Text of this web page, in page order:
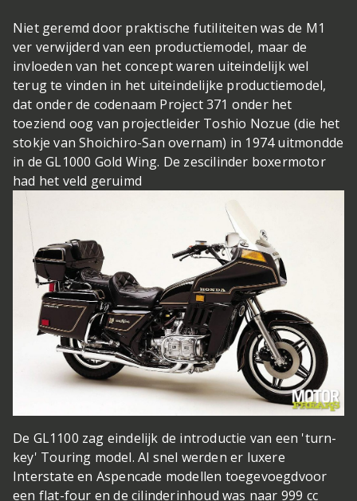
Niet geremd door praktische futiliteiten was de M1
ver verwijderd van een productiemodel, maar de
invloeden van het concept waren uiteindelijk wel
terug te vinden in het uiteindelijke productiemodel,
dat onder de codenaam Project 371 onder het
toeziend oog van projectleider Toshio Nozue (die het
stokje van Shoichiro-San overnam) in 1974 uitmondde
in de GL1000 Gold Wing. De zescilinder boxermotor
had het veld geruimd
De GL1100 zag eindelijk de introductie van een 'turn-
key' Touring model. Al snel werden er luxere
Interstate en Aspencade modellen toegevoegdvoor
een flat-four en de cilinderinhoud was naar 999 cc